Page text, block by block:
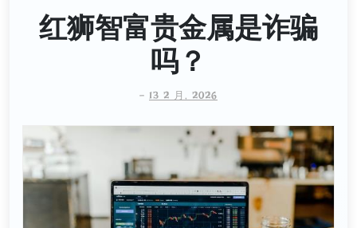
红狮智富贵金属是诈骗
吗？
- 13 2 月, 2026